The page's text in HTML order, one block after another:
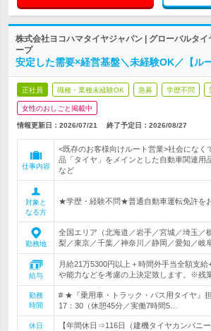
株式会社ヨコハマタイヤジャパン | グローバルタ
ープ
安定した需要×経営基盤＼未経験OK／【ル
正社員 職種・業種未経験OK 急募 学歴不問
女性のおしごと掲載中
情報更新日：2026/07/21 終了予定日： 2026/08/27
仕事内容
<既存のお客様向けルート営業>社会になく
品「タイヤ」をメインとした自動車関連用
など
対象と
なる方
★学歴・経験不問★普通自動車運転免許を
勤務地
全国エリア（北海道／岩手／宮城／埼玉／
梨／東京／千葉／神奈川／静岡／愛知／岐
給与
月給21万5300円以上＋時間外手当全額支
や能力などを考慮の上決定致します。※残
勤務
時間
# ★『乗用車・トラック・バス用タイヤ』
17：30（休憩45分／実働7時間5…
休日
【年間休日⇒116日（建機タイヤカンパニ